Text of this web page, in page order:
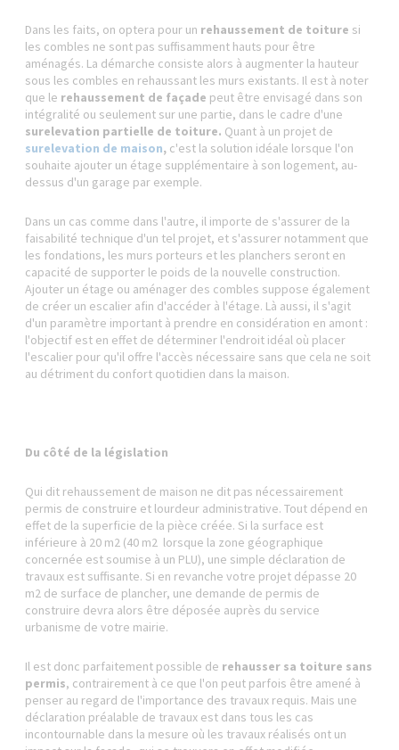
Dans les faits, on optera pour un rehaussement de toiture si
les combles ne sont pas suffisamment hauts pour être
aménagés. La démarche consiste alors à augmenter la hauteur
sous les combles en rehaussant les murs existants. Il est à noter
que le rehaussement de façade peut être envisagé dans son
intégralité ou seulement sur une partie, dans le cadre d'une
surelevation partielle de toiture. Quant à un projet de
surelevation de maison, c'est la solution idéale lorsque l'on
souhaite ajouter un étage supplémentaire à son logement, au-
dessus d'un garage par exemple.
Dans un cas comme dans l'autre, il importe de s'assurer de la
faisabilité technique d'un tel projet, et s'assurer notamment que
les fondations, les murs porteurs et les planchers seront en
capacité de supporter le poids de la nouvelle construction.
Ajouter un étage ou aménager des combles suppose également
de créer un escalier afin d'accéder à l'étage. Là aussi, il s'agit
d'un paramètre important à prendre en considération en amont :
l'objectif est en effet de déterminer l'endroit idéal où placer
l'escalier pour qu'il offre l'accès nécessaire sans que cela ne soit
au détriment du confort quotidien dans la maison.
Du côté de la législation
Qui dit rehaussement de maison ne dit pas nécessairement
permis de construire et lourdeur administrative. Tout dépend en
effet de la superficie de la pièce créée. Si la surface est
inférieure à 20 m2 (40 m2 lorsque la zone géographique
concernée est soumise à un PLU), une simple déclaration de
travaux est suffisante. Si en revanche votre projet dépasse 20
m2 de surface de plancher, une demande de permis de
construire devra alors être déposée auprès du service
urbanisme de votre mairie.
Il est donc parfaitement possible de rehausser sa toiture sans
permis, contrairement à ce que l'on peut parfois être amené à
penser au regard de l'importance des travaux requis. Mais une
déclaration préalable de travaux est dans tous les cas
incontournable dans la mesure où les travaux réalisés ont un